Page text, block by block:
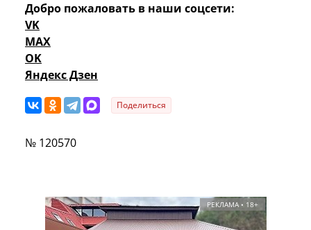
Добро пожаловать в наши соцсети:
VK
MAX
OK
Яндекс Дзен
Поделиться
№ 120570
РЕКЛАМА • 18+